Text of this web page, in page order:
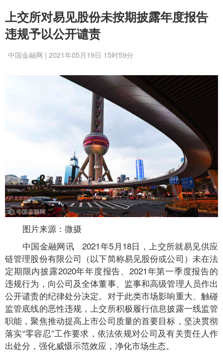
上交所对易见股份未按期披露年度报告
违规予以公开谴责
中国金融网 | 2021年05月19日 15时59分
图片来源：微摄
中国金融网讯 2021年5月18日，上交所就易见供应
链管理股份有限公司（以下简称易见股份或公司）未在法
定期限内披露2020年年度报告、2021年第一季度报告的
违规行为，向公司及全体董事、监事和高级管理人员作出
公开谴责的纪律处分决定。对于此类市场影响重大、触碰
监管底线的恶性违规，上交所积极履行信息披露一线监管
职能，聚焦推动提高上市公司质量的首要目标，坚决贯彻
落实“零容忍”工作要求，依法依规对公司及有关责任人作
出处分，强化威慑示范效应，净化市场生态。